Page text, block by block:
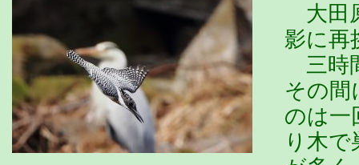
大田
影に再
三時
その間
のは一
り木